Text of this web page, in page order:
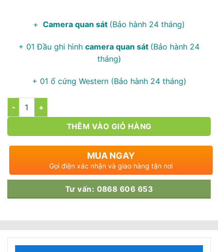
+ Camera quan sát (Bảo hành 24 tháng)
+ 01 Đầu ghi hình camera quan sát (Bảo hành 24
tháng)
+ 01 ổ cứng Western (Bảo hành 24 tháng)
Số lượng
THÊM VÀO GIỎ HÀNG
MUA NGAY
Gọi điện xác nhận và giao hàng tận nơi
Tư vấn: 0868 606 653